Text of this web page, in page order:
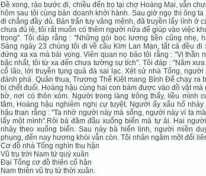
Đề xong, rảo bước đi, chiều đến trọ tại chợ Hoàng Mai, vẫn
hôm sau tôi cùng bản doanh khởi hành. Sau giờ ngọ thì ông
đi chẳng đầy đủ. Bản trấn tuy vâng mệnh, đã truyền lấy lính ở
chưa đủ lệ, tôi rất muốn có thêm người nữa để giúp vào việc
trọng". Tôi đáp rằng : "Những gói bọc lương tiền cũng nhẹ,
Sáng ngày 23 chúng tôi đi về cầu Kim Lan Mạn, tất cả đều
đứng xa xa mà bái vọng. Viên quan nọ bảo tôi rằng : "Vị thần
bậc nhất, tôi từ xa đến chưa tường sự tích". Tôi đáp : "Năm
cố lão, lời truyền tụng quả đà sai lạc. Xét sử nhà Tống,
đánh phá. Quân thua, Trương Thế Kiệt mang Bính Đế chạy ra
bị chết đuối. Hoàng hậu cùng hai con bám được vào đồ vật
bờ, nơi có thôn xóm. Người trong làng trông thấy, liều mình
tâm, Hoàng hậu nghiêm nghị cự tuyệt. Người ấy xấu hổ
hậu than rằng : "Ta nhờ người này mà sống, người này vì ta
lấy một mình".Rôi bà đâm đầu xuống biển mà tự ải. Hai
nhảy theo xuống biển. Sau này bà hiển linh, người miền
phụng, đến nay hương khói vẫn còn. Tôi nhân ngâm một đối
Cơ đồ nhà Tống nghìn thu hận
Vũ trụ trời Nam tứ quý xuân
Đại Tống cơ đồ thiên cổ hận
Nam thiên vũ trụ tứ thời xuân.